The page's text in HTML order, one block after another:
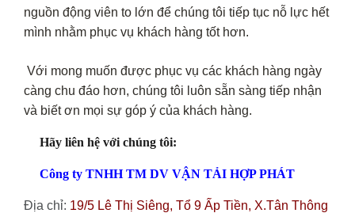
nguồn động viên to lớn để chúng tôi tiếp tục nỗ lực hết
mình nhằm phục vụ khách hàng tốt hơn.
Với mong muốn được phục vụ các khách hàng ngày
càng chu đáo hơn, chúng tôi luôn sẵn sàng tiếp nhận
và biết ơn mọi sự góp ý của khách hàng.
Hãy liên hệ với chúng tôi:
Công ty TNHH TM DV VẬN TẢI HỢP PHÁT
Địa chỉ: 19/5 Lê Thị Siêng, Tổ 9 Ấp Tiền, X.Tân Thông